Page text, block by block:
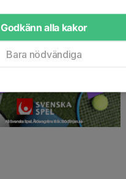
Godkänn alla kakor
Bara nödvändiga